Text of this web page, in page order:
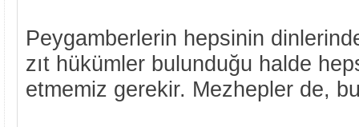
Peygamberlerin hepsinin
zıt hükümler bulunduğu halde
etmemiz gerekir. Mezhepler de,